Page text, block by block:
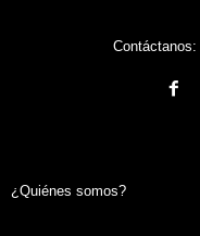
Contáctanos:
¿Quiénes somos?